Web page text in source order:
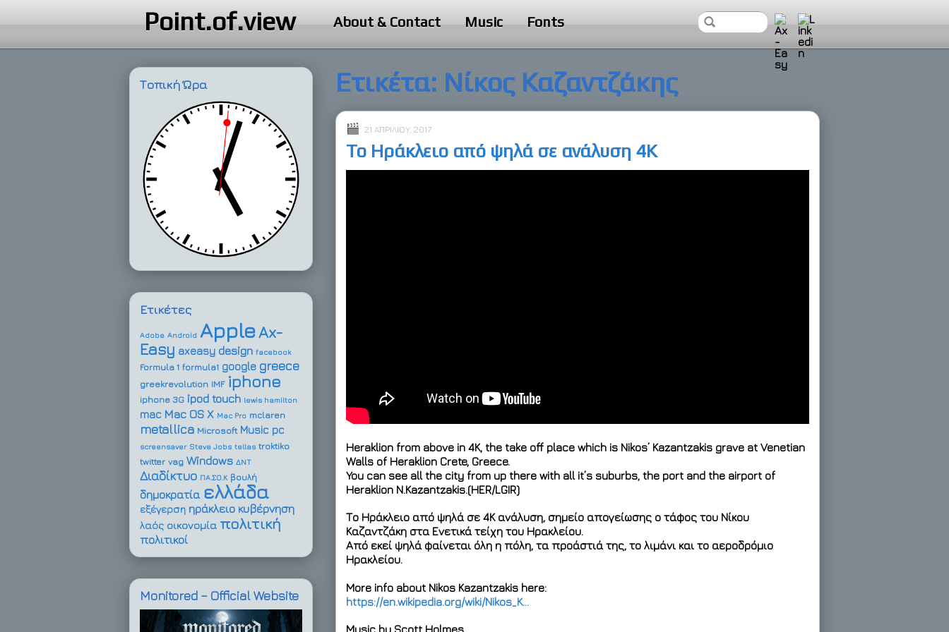
Point.of.view About & Contact Music Fonts
Ετικέτα: Νίκος Καζαντζάκης
21 ΑΠΡΙΛΊΟΥ, 2017
Το Ηράκλειο από ψηλά σε ανάλυση 4Κ
Heraklion from above in 4K, the take off place which is Nikos’ Kazantzakis grave at Venetian
Walls of Heraklion Crete, Greece.
You can see all the city from up there with all it’s suburbs, the port and the airport of
Heraklion N.Kazantzakis.(HER/LGIR)
Το Ηράκλειο από ψηλά σε 4Κανάλυση, σημείο απογείωσης ο τάφος του Νίκου
Καζαντζάκη στα Ενετικά τείχη του Ηρακλείου.
Από εκεί ψηλά φαίνεται όλη η πόλη, τα προάστιά της, το λιμάνι και το αεροδρόμιο
Ηρακλείου.
More info about Nikos Kazantzakis here:
https://en.wikipedia.org/wiki/Nikos_K…
Music by Scott Holmes
Τοπική Ώρα
Ετικέτες
Adobe Android AppleAx-
Easy axeasy design facebook
Formula 1 formula1 google greece
greekrevolution IMF iphone
iphone 3G ipod touch lewis hamilton
mac Mac OS X Mac Pro mclaren
metallica Microsoft Music pc
screensaver Steve Jobs tellas troktiko
twitter vag Windows ΔΝΤ
Διαδίκτυο ΠΑ.ΣΟ.Κ βουλή
δημοκρατία ελλάδα
εξέγερση ηράκλειο κυβέρνηση
λαός οικονομία πολιτική
πολιτικοί
Monitored – Official Website